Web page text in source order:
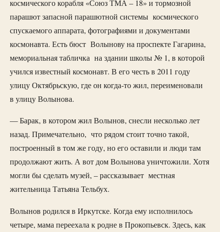
космического корабля «Союз ТМА – 18» и тормозной
парашют запасной парашютной системы космического
спускаемого аппарата, фотографиями и документами
космонавта. Есть бюст Волынову на проспекте Гагарина,
мемориальная табличка на здании школы № 1, в которой
учился известный космонавт. В его честь в 2011 году
улицу Октябрьскую, где он когда-то жил, переименовали
в улицу Волынова.
— Барак, в котором жил Волынов, снесли несколько лет
назад. Примечательно, что рядом стоит точно такой,
построенный в том же году, но его оставили и люди там
продолжают жить. А вот дом Волынова уничтожили. Хотя
могли бы сделать музей, – рассказывает местная
жительница Татьяна Тельбух.
Волынов родился в Иркутске. Когда ему исполнилось
четыре, мама переехала к родне в Прокопьевск. Здесь, как